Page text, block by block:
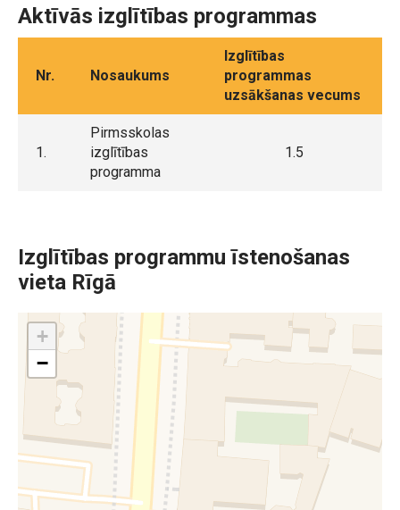
Aktīvās izglītības programmas
Nr. Nosaukums
Izglītības
programmas
uzsākšanas vecums
1.
Pirmsskolas
izglītības
programma
1.5
Izglītības programmu īstenošanas
vieta Rīgā
+
−